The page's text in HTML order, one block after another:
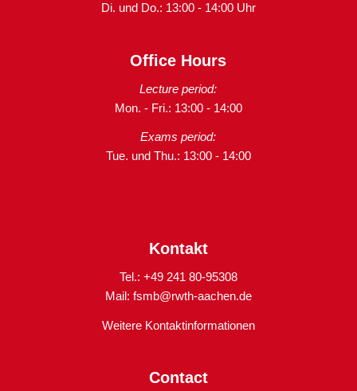
Di. und Do.: 13:00 - 14:00 Uhr
Office Hours
Lecture period:
Mon. - Fri.: 13:00 - 14:00
Exams period:
Tue. und Thu.: 13:00 - 14:00
Kontakt
Tel.: +49 241 80-95308
Mail: fsmb@rwth-aachen.de
Weitere Kontaktinformationen
Contact